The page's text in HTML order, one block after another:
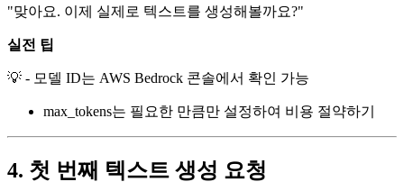
"맞아요. 이제 실제로 텍스트를 생성해볼까요?"
실전 팁
💡 - 모델 ID는 AWS Bedrock 콘솔에서 확인 가능
max_tokens는 필요한 만큼만 설정하여 비용 절약하기
4. 첫 번째 텍스트 생성 요청